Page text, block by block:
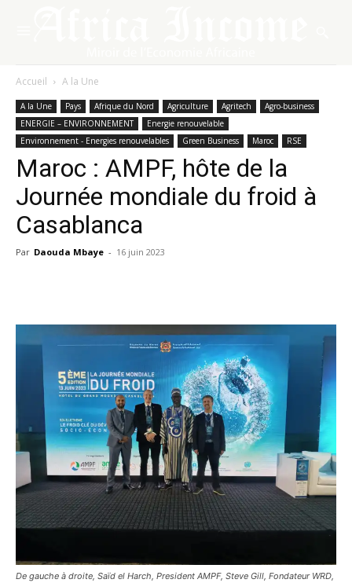
Accueil A la Une
A la Une Pays Afrique du Nord Agriculture Agritech
Agro-business
ENERGIE – ENVIRONNEMENT
Energie renouvelable
Environnement - Energies renouvelables
Green Business Maroc RSE
Maroc : AMPF, hôte de la
Journée mondiale du froid à
Casablanca
Par Daouda Mbaye - 16 juin 2023
De gauche à droite, Saïd el Harch, President AMPF, Steve Gill, Fondateur WRD,